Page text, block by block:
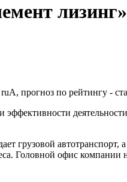
прогноз по рейтингу -
грузовой автотранспорт,
Головной офис